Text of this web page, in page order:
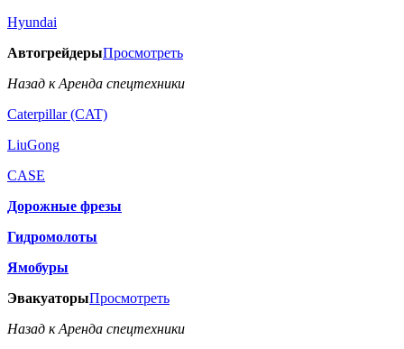
Hyundai
АвтогрейдерыПросмотреть
Назад к Аренда спецтехники
Caterpillar (CAT)
LiuGong
CASE
Дорожные фрезы
Гидромолоты
Ямобуры
ЭвакуаторыПросмотреть
Назад к Аренда спецтехники